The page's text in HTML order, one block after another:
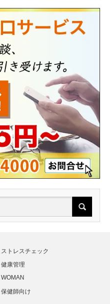
ストレスチェック
健康管理
WOMAN
保健師向け